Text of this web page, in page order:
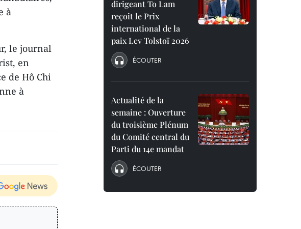
à
le journal
en
de Hô Chi
à
dirigeant To Lam
reçoit le Prix
international de la
paix Lev Tolstoï 2026
ÉCOUTER
Actualité de la
semaine : Ouverture
du troisième Plénum
du Comité central du
Parti du 14e mandat
ÉCOUTER